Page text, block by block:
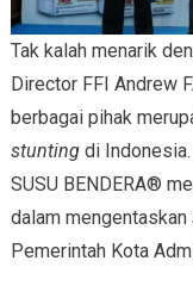
Tak kalah menarik
Director FFI Andrew
berbagai pihak
stuntingdi Indonesia.
SUSU BENDERA®
dalam mengentaskan
Pemerintah Kota